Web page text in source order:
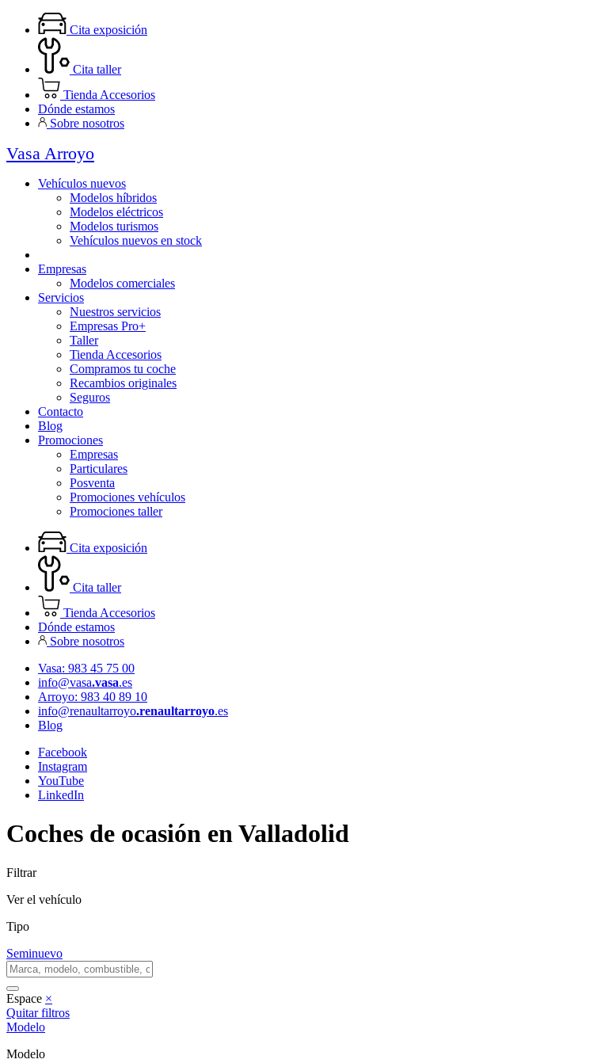
Cita exposición
Cita taller
Tienda Accesorios
Dónde estamos
Sobre nosotros
Vasa Arroyo
Vehículos nuevos
Modelos híbridos
Modelos eléctricos
Modelos turismos
Vehículos nuevos en stock
Empresas
Modelos comerciales
Servicios
Nuestros servicios
Empresas Pro+
Taller
Tienda Accesorios
Compramos tu coche
Recambios originales
Seguros
Contacto
Blog
Promociones
Empresas
Particulares
Posventa
Promociones vehículos
Promociones taller
Cita exposición
Cita taller
Tienda Accesorios
Dónde estamos
Sobre nosotros
Vasa: 983 45 75 00
info@vasa.vasa.es
Arroyo: 983 40 89 10
info@renaultarroyo.renaultarroyo.es
Blog
Facebook
Instagram
YouTube
LinkedIn
Coches de ocasión en Valladolid
Filtrar
Ver el vehículo
Tipo
Seminuevo
Espace ×
Quitar filtros
Modelo
Modelo